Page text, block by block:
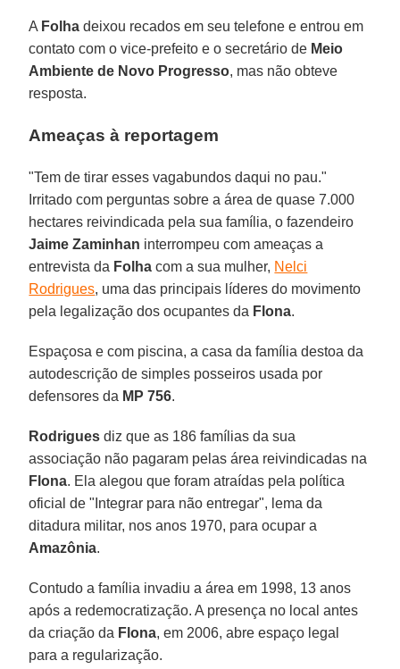
A Folha deixou recados em seu telefone e entrou em
contato com o vice-prefeito e o secretário de Meio
Ambiente de Novo Progresso, mas não obteve
resposta.
Ameaças à reportagem
"Tem de tirar esses vagabundos daqui no pau."
Irritado com perguntas sobre a área de quase 7.000
hectares reivindicada pela sua família, o fazendeiro
Jaime Zaminhan interrompeu com ameaças a
entrevista da Folha com a sua mulher, Nelci
Rodrigues, uma das principais líderes do movimento
pela legalização dos ocupantes da Flona.
Espaçosa e com piscina, a casa da família destoa da
autodescrição de simples posseiros usada por
defensores da MP 756.
Rodrigues diz que as 186 famílias da sua
associação não pagaram pelas área reivindicadas na
Flona. Ela alegou que foram atraídas pela política
oficial de "Integrar para não entregar", lema da
ditadura militar, nos anos 1970, para ocupar a
Amazônia.
Contudo a família invadiu a área em 1998, 13 anos
após a redemocratização. A presença no local antes
da criação da Flona, em 2006, abre espaço legal
para a regularização.